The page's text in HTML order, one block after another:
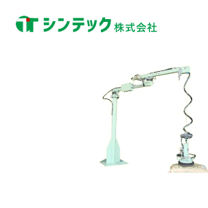
シンテックについて
ace